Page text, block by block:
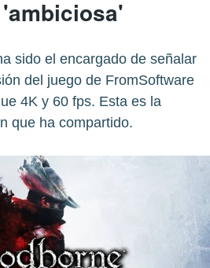
sido el encargado de señalar
del juego de FromSoftware
4K y 60 fps. Esta es la
que ha compartido.